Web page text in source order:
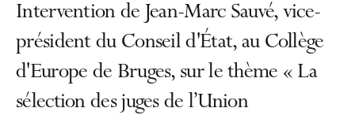
Intervention de Jean-Marc Sauvé, vice-
président du Conseil d'État, au Collège
d'Europe de Bruges, sur le thème « La
sélection des juges de l’Union